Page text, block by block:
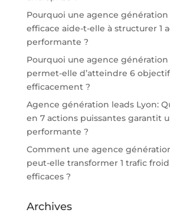
Pourquoi une agence génération
efficace aide-t-elle à structurer 1
performante ?
Pourquoi une agence génération
permet-elle d’atteindre 6
efficacement ?
Agence génération leads Lyon:
en 7 actions puissantes garantit
performante ?
Comment une agence
peut-elle transformer 1 trafic
efficaces ?
Archives